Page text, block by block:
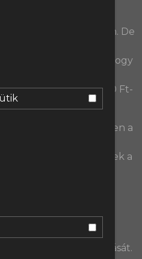
megnyomtam. De
Meg simán újra is
A lényeg, hogy
nem készült
mindenkinek 500 Ft-
adásunk már, sorrendben a
a Manchester
szép számban jönnek a
😎💪
őt, azt
és Ten Hag
stabilizálódását.